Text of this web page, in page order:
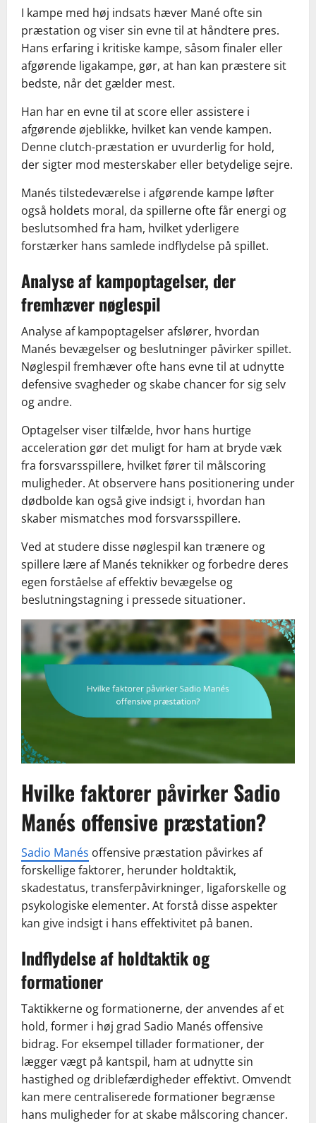
I kampe med høj indsats hæver Mané ofte sin
præstation og viser sin evne til at håndtere pres.
Hans erfaring i kritiske kampe, såsom finaler eller
afgørende ligakampe, gør, at han kan præstere sit
bedste, når det gælder mest.
Han har en evne til at score eller assistere i
afgørende øjeblikke, hvilket kan vende kampen.
Denne clutch-præstation er uvurderlig for hold,
der sigter mod mesterskaber eller betydelige sejre.
Manés tilstedeværelse i afgørende kampe løfter
også holdets moral, da spillerne ofte får energi og
beslutsomhed fra ham, hvilket yderligere
forstærker hans samlede indflydelse på spillet.
Analyse af kampoptagelser, der
fremhæver nøglespil
Analyse af kampoptagelser afslører, hvordan
Manés bevægelser og beslutninger påvirker spillet.
Nøglespil fremhæver ofte hans evne til at udnytte
defensive svagheder og skabe chancer for sig selv
og andre.
Optagelser viser tilfælde, hvor hans hurtige
acceleration gør det muligt for ham at bryde væk
fra forsvarsspillere, hvilket fører til målscoring
muligheder. At observere hans positionering under
dødbolde kan også give indsigt i, hvordan han
skaber mismatches mod forsvarsspillere.
Ved at studere disse nøglespil kan trænere og
spillere lære af Manés teknikker og forbedre deres
egen forståelse af effektiv bevægelse og
beslutningstagning i pressede situationer.
Hvilke faktorer påvirker Sadio
Manés offensive præstation?
Sadio Manés offensive præstation påvirkes af
forskellige faktorer, herunder holdtaktik,
skadestatus, transferpåvirkninger, ligaforskelle og
psykologiske elementer. At forstå disse aspekter
kan give indsigt i hans effektivitet på banen.
Indflydelse af holdtaktik og
formationer
Taktikkerne og formationerne, der anvendes af et
hold, former i høj grad Sadio Manés offensive
bidrag. For eksempel tillader formationer, der
lægger vægt på kantspil, ham at udnytte sin
hastighed og driblefærdigheder effektivt. Omvendt
kan mere centraliserede formationer begrænse
hans muligheder for at skabe målscoring chancer.